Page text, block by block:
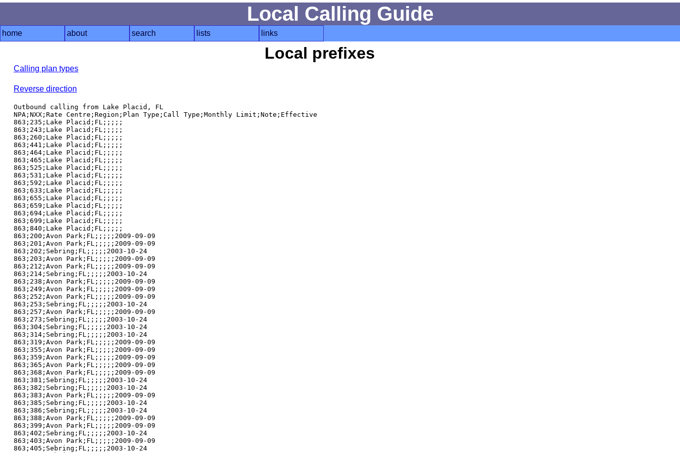
Local Calling Guide
home about search lists links
Local prefixes
Calling plan types
Reverse direction
Outbound calling from Lake Placid, FL
NPA;NXX;Rate Centre;Region;Plan Type;Call Type;Monthly Limit;Note;Effective
863;235;Lake Placid;FL;;;;;
863;243;Lake Placid;FL;;;;;
863;260;Lake Placid;FL;;;;;
863;441;Lake Placid;FL;;;;;
863;464;Lake Placid;FL;;;;;
863;465;Lake Placid;FL;;;;;
863;525;Lake Placid;FL;;;;;
863;531;Lake Placid;FL;;;;;
863;592;Lake Placid;FL;;;;;
863;633;Lake Placid;FL;;;;;
863;655;Lake Placid;FL;;;;;
863;659;Lake Placid;FL;;;;;
863;694;Lake Placid;FL;;;;;
863;699;Lake Placid;FL;;;;;
863;840;Lake Placid;FL;;;;;
863;200;Avon Park;FL;;;;;2009-09-09
863;201;Avon Park;FL;;;;;2009-09-09
863;202;Sebring;FL;;;;;2003-10-24
863;203;Avon Park;FL;;;;;2009-09-09
863;212;Avon Park;FL;;;;;2009-09-09
863;214;Sebring;FL;;;;;2003-10-24
863;238;Avon Park;FL;;;;;2009-09-09
863;249;Avon Park;FL;;;;;2009-09-09
863;252;Avon Park;FL;;;;;2009-09-09
863;253;Sebring;FL;;;;;2003-10-24
863;257;Avon Park;FL;;;;;2009-09-09
863;273;Sebring;FL;;;;;2003-10-24
863;304;Sebring;FL;;;;;2003-10-24
863;314;Sebring;FL;;;;;2003-10-24
863;319;Avon Park;FL;;;;;2009-09-09
863;355;Avon Park;FL;;;;;2009-09-09
863;359;Avon Park;FL;;;;;2009-09-09
863;365;Avon Park;FL;;;;;2009-09-09
863;368;Avon Park;FL;;;;;2009-09-09
863;381;Sebring;FL;;;;;2003-10-24
863;382;Sebring;FL;;;;;2003-10-24
863;383;Avon Park;FL;;;;;2009-09-09
863;385;Sebring;FL;;;;;2003-10-24
863;386;Sebring;FL;;;;;2003-10-24
863;388;Avon Park;FL;;;;;2009-09-09
863;399;Avon Park;FL;;;;;2009-09-09
863;402;Sebring;FL;;;;;2003-10-24
863;403;Avon Park;FL;;;;;2009-09-09
863;405;Sebring;FL;;;;;2003-10-24